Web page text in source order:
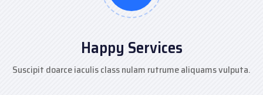
Happy Services
Suscipit doarce iaculis class nulam rutrume aliquams vulputa.